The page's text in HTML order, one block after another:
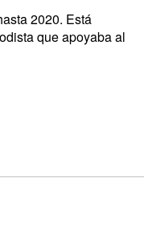
2020. Está
que apoyaba al